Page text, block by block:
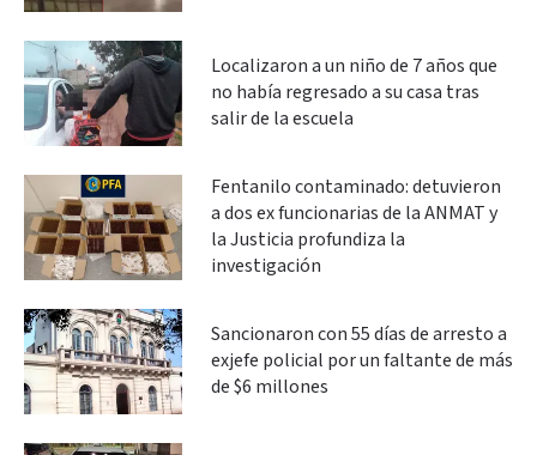
Localizaron a un niño de 7 años que
no había regresado a su casa tras
salir de la escuela
Fentanilo contaminado: detuvieron
a dos ex funcionarias de la ANMAT y
la Justicia profundiza la
investigación
Sancionaron con 55 días de arresto a
exjefe policial por un faltante de más
de $6 millones